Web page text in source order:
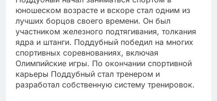
юношеском возрасте и вскоре стал одним из
лучших борцов своего времени. Он был
участником железного подтягивания, толкания
ядра и штанги. Поддубный победил на многих
спортивных соревнованиях, включая
Олимпийские игры. По окончании спортивной
карьеры Поддубный стал тренером и
разработал собственную систему тренировок.